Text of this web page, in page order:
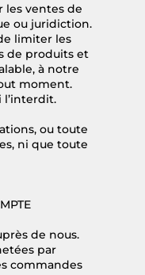
les ventes de
ou juridiction.
limiter les
de produits et
à notre
moment.
l’interdit.
ou toute
ni que toute
de nous.
par
commandes